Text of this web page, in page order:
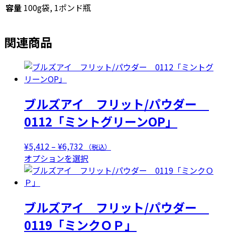
個
容量 100g袋, 1ポンド瓶
関連商品
ブルズアイ フリット/パウダー
0112「ミントグリーンOP」
¥5,412 – ¥6,732価
格
帯:
¥6,732
（税込）
オプションを選択
の
は
複
ブルズアイ フリット/パウダー
0119「ミンクＯＰ」